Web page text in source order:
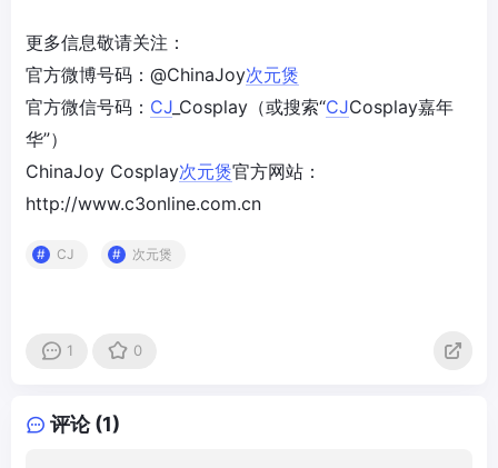
更多信息敬请关注：
官方微博号码：@ChinaJoy次元煲
官方微信号码： CJ _Cosplay（或搜索“CJCosplay嘉年
华”）
ChinaJoy Cosplay次元煲官方网站：
http://www.c3online.com.cn
CJ 次元煲
1 0
评论 (1)